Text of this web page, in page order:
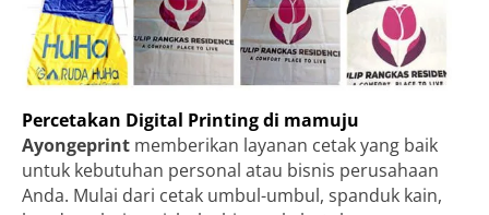
Percetakan Digital Printing di mamuju
Ayongeprint memberikan layanan cetak yang baik
untuk kebutuhan personal atau bisnis perusahaan
Anda. Mulai dari cetak umbul-umbul, spanduk kain,